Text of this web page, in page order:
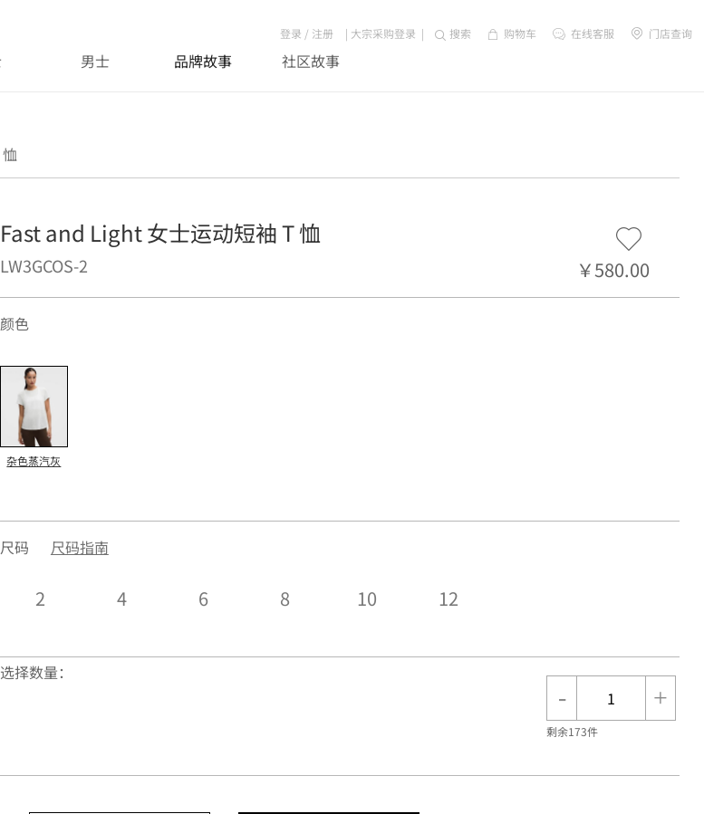
登录 / 注册 | 大宗采购登录 | 搜索 购物车 在线客服 门店查询
男士 品牌故事 社区故事
Fast and Light 女士运动短袖 T 恤
LW3GCOS-2 ￥580.00
颜色
杂色蒸汽灰
尺码 尺码指南
2 4 6 8 10 12
选择数量：
- +
剩余173件